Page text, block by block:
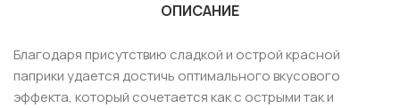
ОПИСАНИЕ
Благодаря присутствию сладкой и острой красной
паприки удается достичь оптимального вкусового
эффекта, который сочетается как с острыми так и